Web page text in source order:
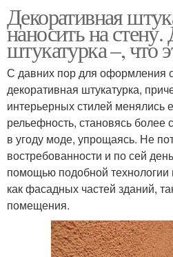
Декоративная
наносить на стену.
штукатурка –, что
С давних пор для оформления
декоративная штукатурка,
интерьерных стилей менялись
рельефность, становясь
в угоду моде, упрощаясь. Не
востребованности и по сей
помощью подобной технологии
как фасадных частей зданий,
помещения.